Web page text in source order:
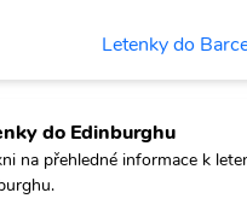
Letenky do
do Edinburghu
na přehledné informace k